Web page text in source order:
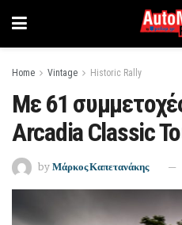
Home Vintage Historic Rally
Με 61
Arcadia Classic
by Μάρκος Καπετανάκης